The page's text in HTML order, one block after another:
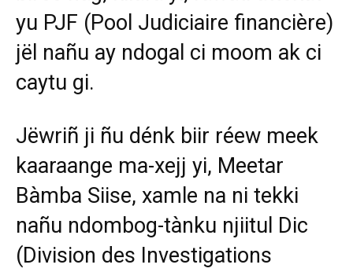
yu PJF (Pool Judiciaire financière)
jël nañu ay ndogal ci moom ak ci
caytu gi.
Jëwriñ ji ñu dénk biir réew meek
kaaraange ma-xejj yi, Meetar
Bàmba Siise, xamle na ni tekki
nañu ndombog-tànku njiitul Dic
(Division des Investigations